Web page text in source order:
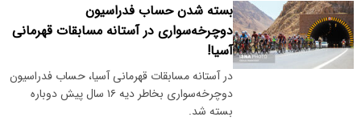
بسته شدن حساب فدراسیون
دوچرخه‌سواری در آستانه مسابقات قهرمانی
آسیا!
در آستانه مسابقات قهرمانی آسیا، حساب فدراسیون
دوچرخه‌سواری بخاطر دیه ۱۶ سال پیش دوباره
بسته شد.